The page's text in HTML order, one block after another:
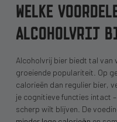
WELKE
ALCOHOLVRIJ
Alcoholvrij bier biedt tal van
groeiende populariteit. Op
calorieën dan regulier bier,
je cognitieve functies intact
scherp wilt blijven. De